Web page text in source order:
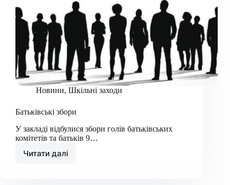
Новини, Шкільні заходи
Батьківські збори
У закладі відбулися збори голів батьківських
комітетів та батьків 9…
Читати далі
Батьківські